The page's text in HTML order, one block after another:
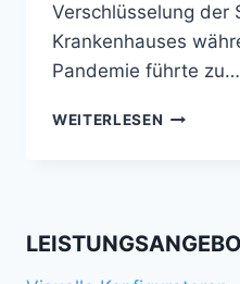
Verschlüsselung der
Krankenhauses
Pandemie führte zu…
WEITERLESEN